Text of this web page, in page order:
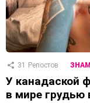
31 Репостов
У канадаской
в мире грудью